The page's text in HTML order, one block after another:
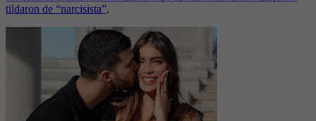
tildaron de “narcisista”.